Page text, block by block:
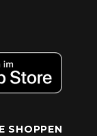
SHOPPEN